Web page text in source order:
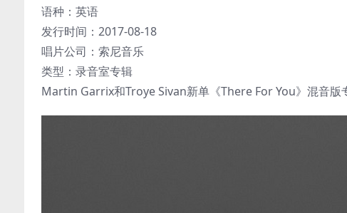
语种：英语
发行时间：2017-08-18
唱片公司：索尼音乐
类型：录音室专辑
Martin Garrix和Troye Sivan新单《There For You》混音版